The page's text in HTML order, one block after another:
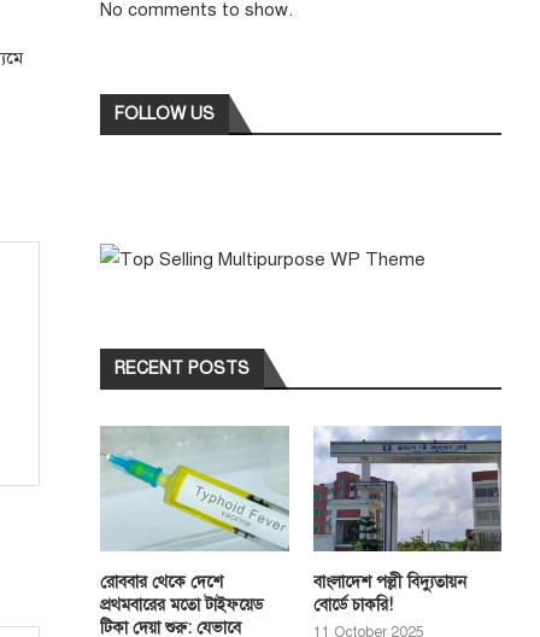
No comments to show.
FOLLOW US
RECENT POSTS
রোববার থেকে দেশে
প্রথমবারের মতো টাইফয়েড
টিকা দেয়া শুরু: যেভাবে
বাংলাদেশ পল্লী বিদ্যুতায়ন
বোর্ডে চাকরি!
11 October 2025